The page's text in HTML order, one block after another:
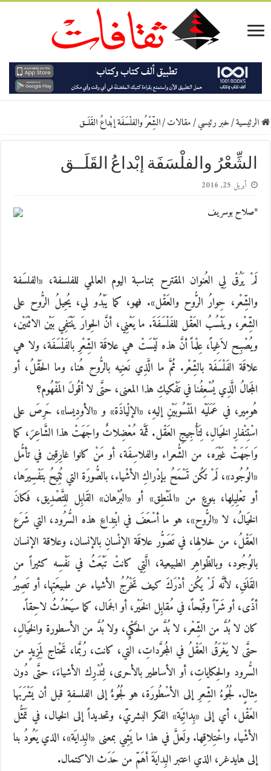
الرئيسية/خبر رئيسي/مقالات/الشِّعْرُ والفلْسَفَة إبْداعُ القَلَــق
الشِّعْرُ والفلْسَفَة إبْداعُ القَلَــق
أبريل 25, 2016
*صلاح بوسريف
لَمْ يَرُقْ لِي العُنوان المقترح بمناسبة اليوم العالمي للفلسفة، «الفلسَفة
والشِّعْر، حِوارُ الرُّوح والعَقْل». فهو، كما يَبْدُو لي، يُحِيلُ الرُّوح على
الشِّعْر، ويَنْسُبُ العَقْل للفَلْسَفَةَ. ما يَعْنِي، أنَّ الحِوارَ يَنْتَفِي بَيْن الاثْنَيْن،
ويُصْبِح لاَغِياً، عِلْماً أنَّ هذه لَيْسَتْ هي علاقَة الشِّعْرِ بالفَلْسَفَة، ولا هي
علاقَة الفَلْسَفَة بالشِّعْر. ثُمَّ ما الَّذِي نَعنِيه بالرُّوح هُنا، وما الحَقْلُ، أو
المَجالُ الَّذِي يُسْعِفُنا في تَفْكيكِ هذا المعنى، حتَّى لا أقُولَ المَفْهُوم؟
هُومِير، في عَمَلَيْه المَنْسُوبَيْنِ إليهِ، «الإلْياذَة» و «الأودِيسا»، حَرِصَ على
اسْتِنْفارِ الخَيالِ، لِتَأْجِيجِ العَقْل. ثَمَّة مُعْضِلاتٌ واجَهَتْ هذا الشَّاعِرَ، كما
وَاجَهَتْ غَيْرَه، من الشُّعراء والفلاسِفَة، أو مَنْ كانوا غارِقِين في تأمُّل
«الوُجُود»، لَمْ تَكُن تَسْمَحُ بإدْراكِ الأشْياء، بالصُّورَة التي تُتِيحُ بتَفْسِيرَها،
أو تعْلِيلِها، بنوعٍ من «المَنْطِق» أو «البُرْهان» القَابِل للِتَّصْدِيق، فَكانَ
الخَيالُ، لا «الرُّوح»، هو ما أسْعَفَ في ابْتِداعِ هذه السُّرُود، التي شَرَع
العَقْلُ، من خلالِها، في تَصَوُّر علاقَة الإنْسانِ بالإنسان، وعلاقة الإنسان
بالوُجُود، وبالظّواهِر الطبيعية، الَّتِي كانتْ تَبْعَثُ في نَفْسِه كثيراً من
القَلَقِ، لأنَّه لَمْ يَكُن أدْرَكَ كيف تَخْرُجُ الأشياء عن طبيعَتِها، أو تَصِيرُ
أذًى، أو شَرّاً وقُبْحاً، في مُقابِل الخَيْر، أو الجَمال، كما سيَحْدُثُ لاحِقاً.
كان لا بُدَّ من الشِّعْر، لا بُدَّ من الحَكْيِ، ولا بُدَّ من الأسطورة والخَيالِ،
حتَّى لا يَغْرَقُ العَقْلُ في المُجرَّداتِ، التي، كانت، رُبَّما، تَحْتاج لِمَزِيدٍ من
السُّرود والحِكاياتِ، أو الأساطير بالأحرى، لِتُدْرِك الأشياءَ، حتَّى دُون
مِثالٍ. لُجُوءُ الشِّعرِ إلى الأسْطُورَة، هو لُجُوءٌ إلى الفلسفةِ قبل أن يَشْرَبَها
العَقْل، أي إلى «بِدائِيَة» الفكر البشريّ، وتحديداً إلى الخيال، في تَمَثُّل
الأشْياء واخْتِلاقِها. ولَعلَّ في هذا ما يَشِي بمعنى «البِدايَة»، الذي يَعُودُ بنا
إلى هايدغر، الذي اعتبر البِدايَةَ أهَمّ من حَدَث الاكتمال.